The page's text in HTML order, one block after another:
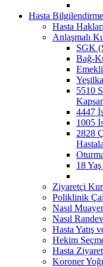
Hasta Bilgilendirme
Hasta Hakları
Anlaşmalı
SGK
Bağ-
Emekli
5510
4447
1005
2828
18
Ziyaretçi
Poliklinik
Nasıl
Nasıl
Hasta Yatış
Hekim
Hasta
Koroner